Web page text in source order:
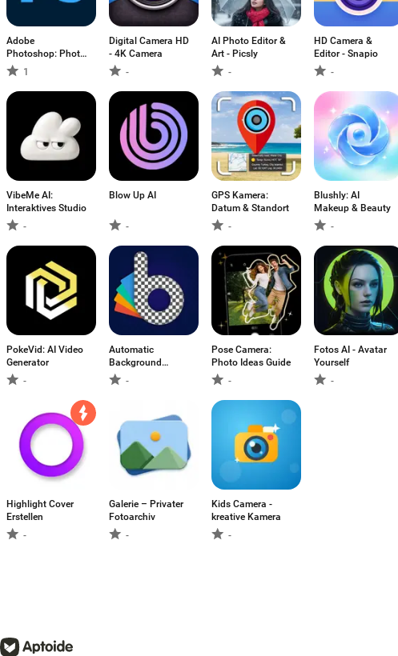
Adobe
Photoshop: Photo
Editor
1
Digital Camera HD
- 4K Camera
-
AI Photo Editor &
Art - Picsly
-
HD Camera &
Editor - Snapio
-
VibeMe AI:
Interaktives Studio
-
Blow Up AI
-
GPS Kamera:
Datum & Standort
-
Blushly: AI
Makeup & Beauty
-
PokeVid: AI Video
Generator
-
Automatic
Background
Remover
-
Pose Camera:
Photo Ideas Guide
-
Fotos AI - Avatar
Yourself
-
Highlight Cover
Erstellen
-
Galerie – Privater
Fotoarchiv
-
Kids Camera -
kreative Kamera
-